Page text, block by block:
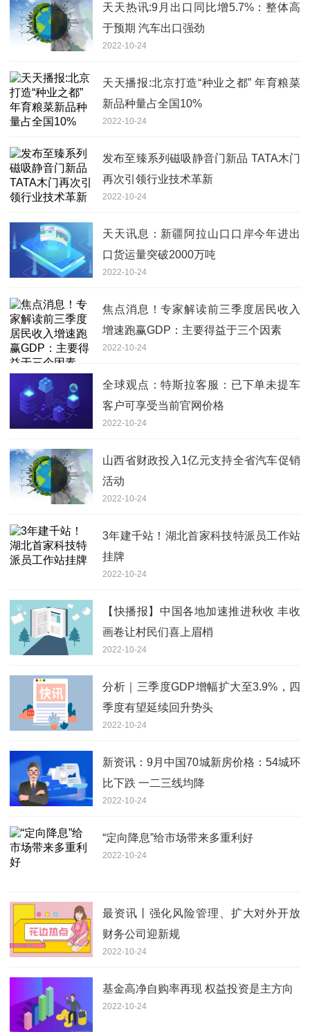
天天热讯:9月出口同比增5.7%：整体高
于预期 汽车出口强劲
2022-10-24
天天播报:北京打造“种业之都” 年育粮菜
新品种量占全国10%
2022-10-24
发布至臻系列磁吸静音门新品 TATA木门
再次引领行业技术革新
2022-10-24
天天讯息：新疆阿拉山口口岸今年进出
口货运量突破2000万吨
2022-10-24
焦点消息！专家解读前三季度居民收入
增速跑赢GDP：主要得益于三个因素
2022-10-24
全球观点：特斯拉客服：已下单未提车
客户可享受当前官网价格
2022-10-24
山西省财政投入1亿元支持全省汽车促销
活动
2022-10-24
3年建千站！湖北首家科技特派员工作站
挂牌
2022-10-24
【快播报】中国各地加速推进秋收 丰收
画卷让村民们喜上眉梢
2022-10-24
分析｜三季度GDP增幅扩大至3.9%，四
季度有望延续回升势头
2022-10-24
新资讯：9月中国70城新房价格：54城环
比下跌 一二三线均降
2022-10-24
“定向降息”给市场带来多重利好
2022-10-24
最资讯丨强化风险管理、扩大对外开放
财务公司迎新规
2022-10-24
基金高净自购率再现 权益投资是主方向
2022-10-24